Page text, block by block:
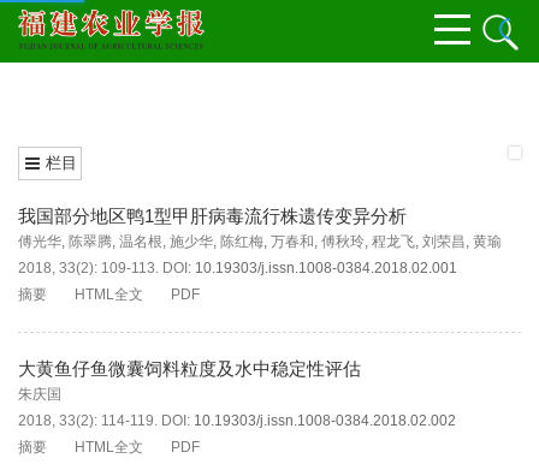
栏目
我国部分地区鸭1型甲肝病毒流行株遗传变异分析
傅光华, 陈翠腾, 温名根, 施少华, 陈红梅, 万春和, 傅秋玲, 程龙飞, 刘荣昌, 黄瑜
2018, 33(2): 109-113. DOI: 10.19303/j.issn.1008-0384.2018.02.001
摘要
HTML全文 PDF
大黄鱼仔鱼微囊饲料粒度及水中稳定性评估
朱庆国
2018, 33(2): 114-119. DOI: 10.19303/j.issn.1008-0384.2018.02.002
摘要
HTML全文 PDF